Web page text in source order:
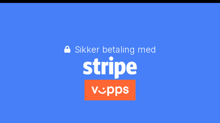
Sikker betaling med